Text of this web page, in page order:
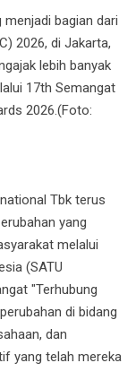
bagian dari
2026, di Jakarta,
lebih banyak
17th Semangat
2026.(Foto:
Tbk terus
yang
melalui
(SATU
"Terhubung
di bidang
dan
yang telah mereka